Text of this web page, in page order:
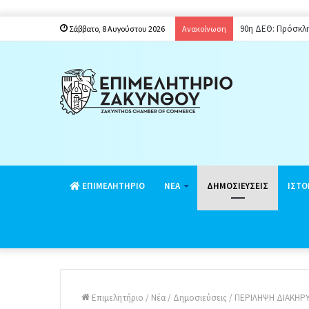
Σάββατο, 8 Αυγούστου 2026 Ανακοίνωση 90η ΔΕΘ:
EΠΙΜΕΛΗΤΗΡΙΟ ΝΕΑ ΔΗΜΟΣΙΕΥΣΕΙΣ
Επιμελητήριο / Νέα / Δημοσιεύσεις / ΠΕΡΙΛΗΨΗ